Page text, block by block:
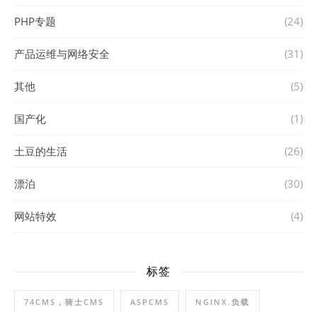
PHP专题 (24)
产品运维与网络安全 (31)
其他 (5)
国产化 (1)
土豆的生活 (26)
漂泊 (30)
网站特效 (4)
标签
74CMS，骑士CMS ASPCMS NGINX.负载